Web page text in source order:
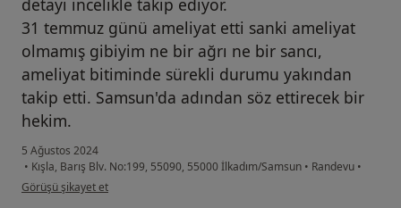
31 temmuz günü ameliyat etti sanki ameliyat
olmamış gibiyim ne bir ağrı ne bir sancı,
ameliyat bitiminde sürekli durumu yakından
takip etti. Samsun'da adından söz ettirecek bir
hekim.
5 Ağustos 2024
• Kışla, Barış Blv. No:199, 55090, 55000 İlkadım/Samsun • Randevu •
kullanıcının görüşüne göre h....a
Görüşü şikayet et